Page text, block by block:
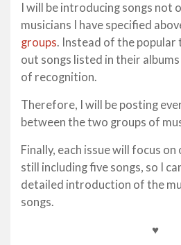
I will be introducing songs not
musicians I have specified
groups. Instead of the popular
out songs listed in their
of recognition.
Therefore, I will be posting
between the two groups of
Finally, each issue will focus on
still including five songs, so I
detailed introduction of the
songs.
♥